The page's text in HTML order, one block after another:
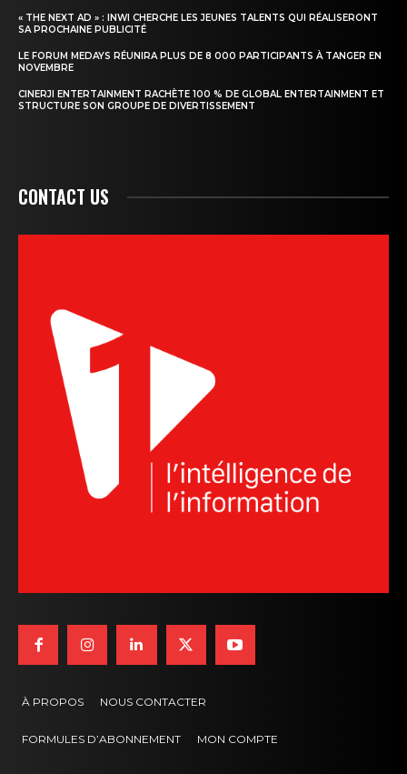
« THE NEXT AD » : INWI CHERCHE LES JEUNES TALENTS QUI RÉALISERONT
SA PROCHAINE PUBLICITÉ
LE FORUM MEDAYS RÉUNIRA PLUS DE 8 000 PARTICIPANTS À TANGER EN
NOVEMBRE
CINERJI ENTERTAINMENT RACHÈTE 100 % DE GLOBAL ENTERTAINMENT ET
STRUCTURE SON GROUPE DE DIVERTISSEMENT
CONTACT US
À PROPOS NOUS CONTACTER
FORMULES D’ABONNEMENT MON COMPTE